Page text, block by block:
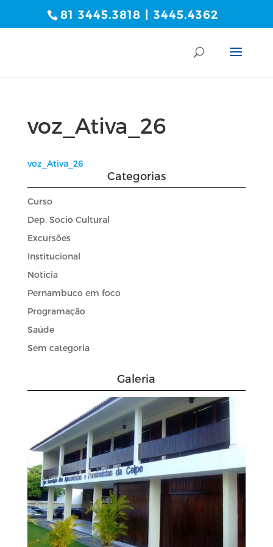
81 3445.3818 | 3445.4362
voz_Ativa_26
voz_Ativa_26
Categorias
Curso
Dep. Socio Cultural
Excursões
Institucional
Noticia
Pernambuco em foco
Programação
Saúde
Sem categoria
Galeria